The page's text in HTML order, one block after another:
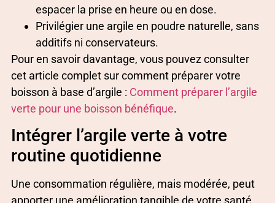
espacer la prise en heure ou en dose.
Privilégier une argile en poudre naturelle, sans
additifs ni conservateurs.
Pour en savoir davantage, vous pouvez consulter
cet article complet sur comment préparer votre
boisson à base d’argile : Comment préparer l’argile
verte pour une boisson bénéfique.
Intégrer l’argile verte à votre
routine quotidienne
Une consommation régulière, mais modérée, peut
apporter une amélioration tangible de votre santé.